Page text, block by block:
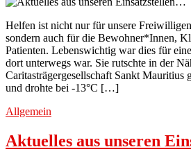
Helfen ist nicht nur für unsere
sondern auch für die Bewohner*Innen,
Patienten. Lebenswichtig war dies für
dort unterwegs war. Sie rutschte in der
Caritasträgergesellschaft Sankt Mauritius
und drohte bei -13°C […]
Allgemein
Aktuelles aus unseren